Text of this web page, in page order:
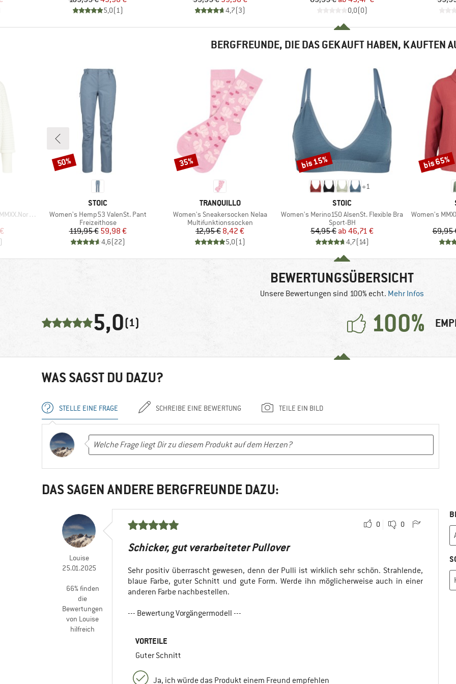
5,0(1) 4,7(3) 0,0(0)
BERGFREUNDE, DIE DAS GEKAUFT HABEN, KAUFTEN
Half Zip
Preis
MARKE
STOIC
Artikel
Women's Hemp53 ValenSt. Pant
Produktgruppe
Freizeithose
Preis
119,95 €reduzierter Preis
59,98 €
4,6(22)
Rabatt
50%
MARKE
TRANQUILLO
Artikel
Women's Sneakersocken Nelaa
Produktgruppe
Multifunktionssocken
Preis
12,95 €reduzierter Preis
8,42 €
5,0(1)
Rabatt
35%
+1
MARKE
STOIC
Artikel
Women's Merino150 AlsenSt. Flexible Bra
Produktgruppe
Sport-BH
Preis
54,95 € reduzierter Preis
ab 46,71 €
4,7(14)
Rabatt
bis 15%
Artikel
Women's
69,95
Rabatt
bis 65%
BEWERTUNGSÜBERSICHT
Unsere Bewertungen sind 100% echt. Mehr Infos
5,0(1) 100%
WAS SAGST DU DAZU?
STELLE EINE FRAGE SCHREIBE EINE BEWERTUNG TEILE EIN BILD
DAS SAGEN ANDERE BERGFREUNDE DAZU:
Louise
25.01.2025
66% finden
die
Bewertungen
von Louise
hilfreich
0 0
Schicker, gut verarbeiteter Pullover
Sehr positiv überrascht gewesen, denn der Pulli ist wirklich sehr schön. Strahlende,
blaue Farbe, guter Schnitt und gute Form. Werde ihn möglicherweise auch in einer
anderen Farbe nachbestellen.
--- Bewertung Vorgängermodell ---
VORTEILE
Guter Schnitt
Ja, ich würde das Produkt einem Freund empfehlen